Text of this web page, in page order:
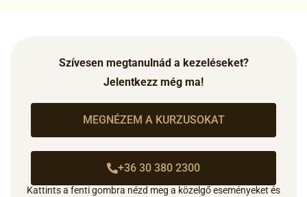
Szívesen megtanulnád a kezeléseket?
Jelentkezz még ma!
MEGNÉZEM A KURZUSOKAT
+36 30 380 2300
Kattints a fenti gombra nézd meg a közelgő eseményeket és